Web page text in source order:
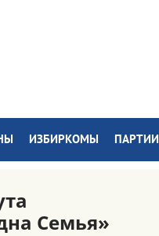
ИЗБИРКОМЫ ПАРТИИ
Семья»